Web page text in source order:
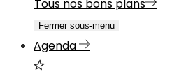
Tous nos bons plans
Fermer sous-menu
Agenda